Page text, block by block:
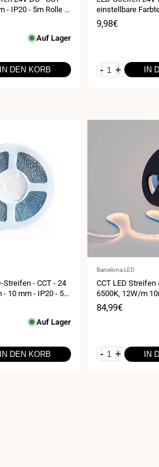
- IP20 - 5m Rolle -
Auf Lager
IN DEN KORB
einstellbare
1800-6500K -
lang
Verkaufspreis
9,98€
- + IN
Streifen - CCT - 24
- 10 mm - IP20 - 5
Auf Lager
IN DEN KORB
Anbieter:
Barcelona LED
CCT LED Streifen
6500K, 12W/m
Verkaufspreis
84,99€
- + IN